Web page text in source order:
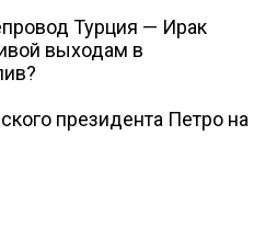
Турция — Ирак
выходам в
президента Петро на